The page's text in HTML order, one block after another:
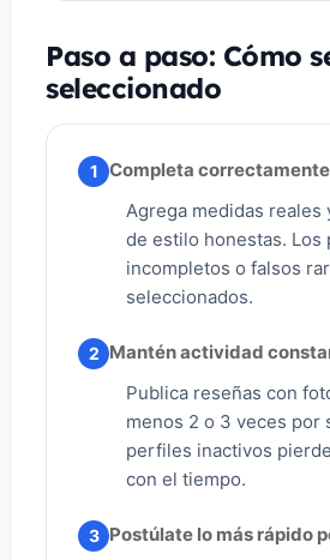
Paso a paso: Cómo
seleccionado
1 Completa
Agrega medidas reales
de estilo honestas. Los
incompletos o falsos
seleccionados.
2 Mantén actividad
Publica reseñas con
menos 2 o 3 veces por
perfiles inactivos
con el tiempo.
3 Postúlate lo más rápido